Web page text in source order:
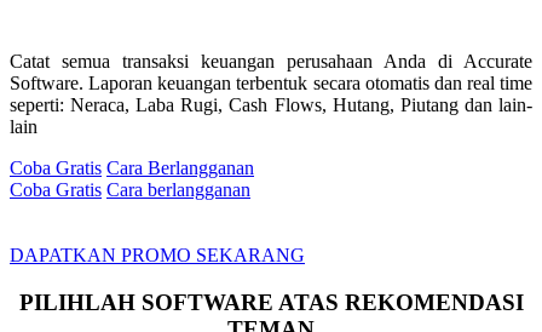
Catat semua transaksi keuangan perusahaan Anda di Accurate
Software. Laporan keuangan terbentuk secara otomatis dan real time
seperti: Neraca, Laba Rugi, Cash Flows, Hutang, Piutang dan lain-
lain
Coba Gratis Cara Berlangganan
Coba Gratis Cara berlangganan
DAPATKAN PROMO SEKARANG
PILIHLAH SOFTWARE ATAS REKOMENDASI